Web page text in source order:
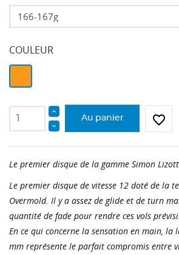
COULEUR
Au panier favorite_border
Le premier disque de la gamme Simon
Le premier disque de vitesse 12 doté de la
Overmold. Il y a assez de glide et de turn
quantité de fade pour rendre ces vols
En ce qui concerne la sensation en main, la
mm représente le parfait compromis entre